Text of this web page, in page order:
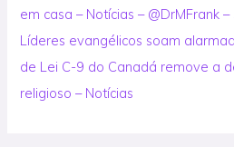
em casa – Notícias – @DrMFrank –
Líderes evangélicos soam
de Lei C-9 do Canadá remove a
religioso – Notícias